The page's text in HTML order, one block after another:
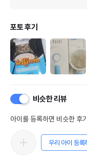
포토 후기
비슷한 리뷰
아이를 등록하면 비슷한 후
우리 아이 등록